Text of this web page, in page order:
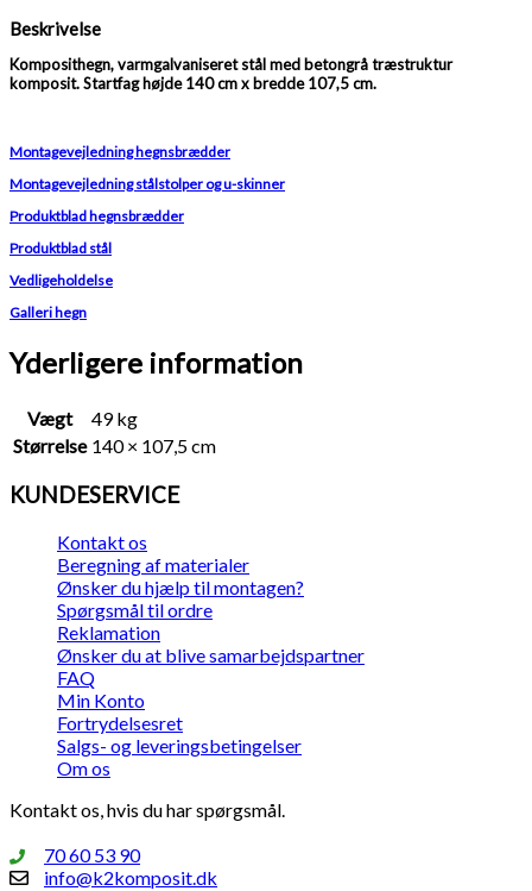
Beskrivelse
Komposithegn, varmgalvaniseret stål med betongrå træstruktur
komposit. Startfag højde 140 cm x bredde 107,5 cm.
Montagevejledning hegnsbrædder
Montagevejledning stålstolper og u-skinner
Produktblad hegnsbrædder
Produktblad stål
Vedligeholdelse
Galleri hegn
Yderligere information
Vægt
49 kg
Størrelse 140 × 107,5 cm
KUNDESERVICE
Kontakt os
Beregning af materialer
Ønsker du hjælp til montagen?
Spørgsmål til ordre
Reklamation
Ønsker du at blive samarbejdspartner
FAQ
Min Konto
Fortrydelsesret
Salgs- og leveringsbetingelser
Om os
Kontakt os, hvis du har spørgsmål.
70 60 53 90
info@k2komposit.dk